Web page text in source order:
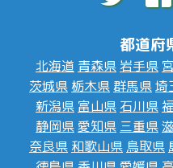
都道府
北海道 青森県 岩手県
茨城県 栃木県群馬県埼
新潟県 富山県 石川県
静岡県愛知県 三重県
奈良県 和歌山県 鳥取県